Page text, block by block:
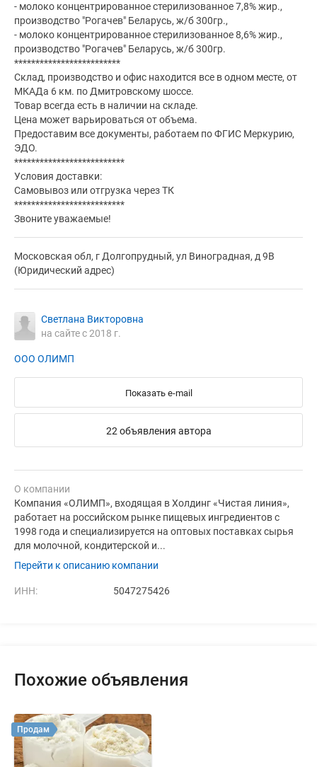
- молоко концентрированное стерилизованное 7,8% жир.,
производство "Рогачев" Беларусь, ж/б 300гр.,
- молоко концентрированное стерилизованное 8,6% жир.,
производство "Рогачев" Беларусь, ж/б 300гр.
*************************
Склад, производство и офис находится все в одном месте, от
МКАДа 6 км. по Дмитровскому шоссе.
Товар всегда есть в наличии на складе.
Цена может варьироваться от объема.
Предоставим все документы, работаем по ФГИС Меркурию,
ЭДО.
**************************
Условия доставки:
Самовывоз или отгрузка через ТК
**************************
Звоните уважаемые!
Московская обл, г Долгопрудный, ул Виноградная, д 9В
(Юридический адрес)
Светлана Викторовна
на сайте с 2018 г.
ООО ОЛИМП
Показать e-mail
22 объявления автора
О компании
Компания «ОЛИМП», входящая в Холдинг «Чистая линия»,
работает на российском рынке пищевых ингредиентов с
1998 года и специализируется на оптовых поставках сырья
для молочной, кондитерской и...
Перейти к описанию компании
ИНН: 5047275426
Похожие объявления
Продам